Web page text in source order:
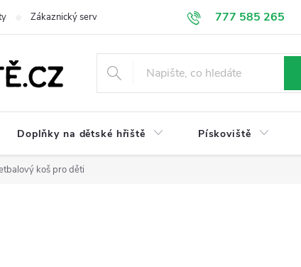
777 585 265
Zákaznický servis Doprava a platba Obchodní podmínky
Doplňky na dětské hřiště Pískoviště
koš pro děti